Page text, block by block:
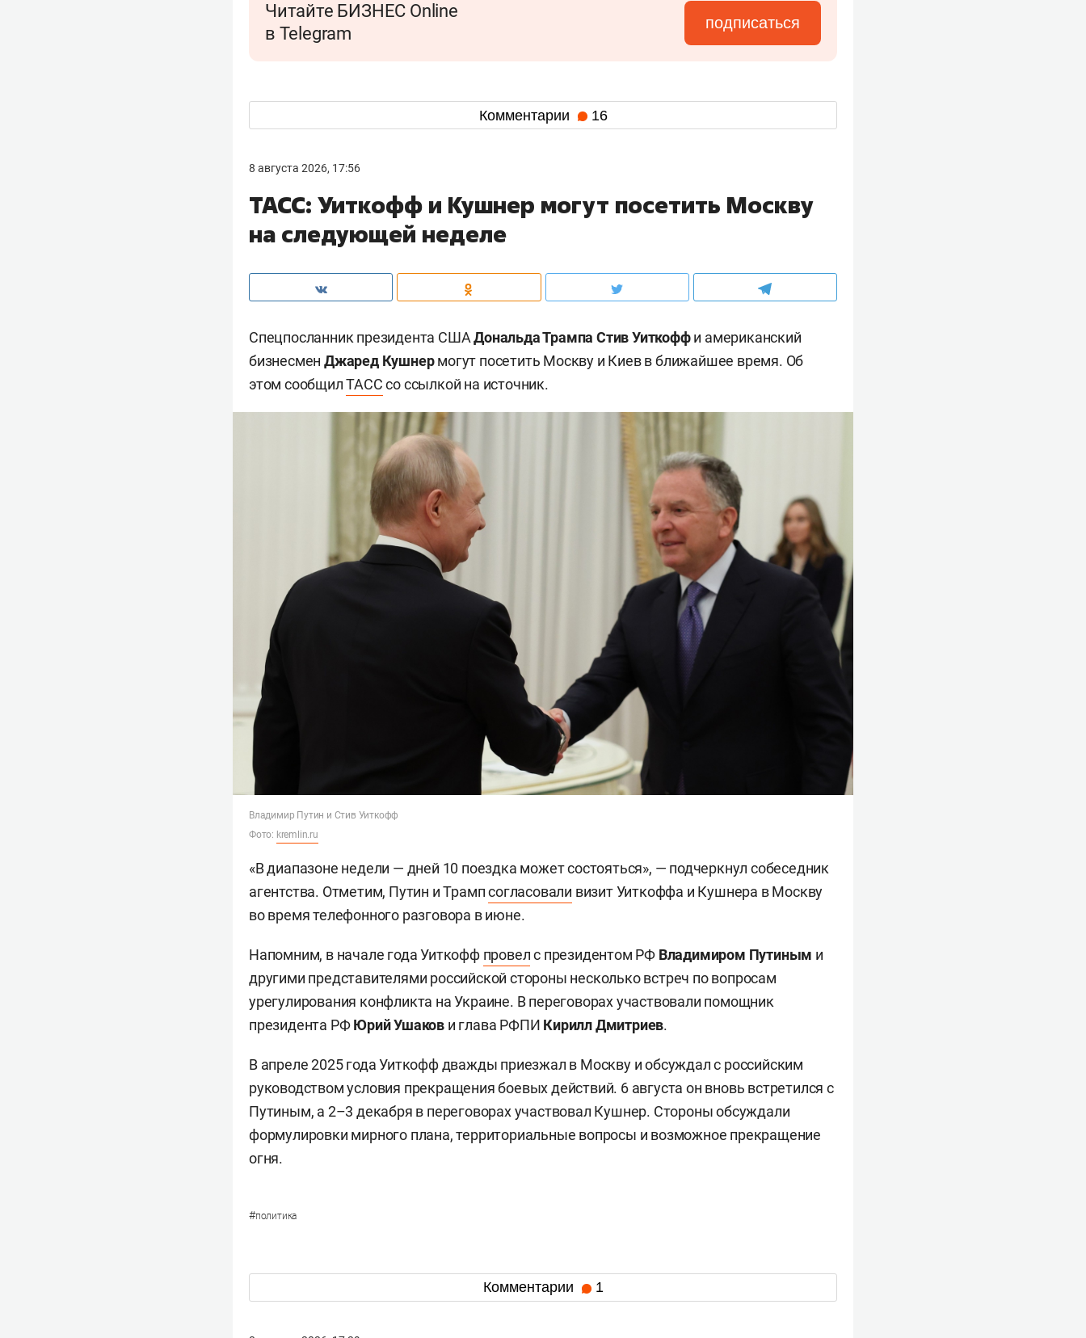
Читайте БИЗНЕС Online
в Telegram
подписаться
Комментарии 16
8 августа 2026, 17:56
ТАСС: Уиткофф и Кушнер могут посетить Москву
на следующей неделе
Спецпосланник президента СШАДональда Трампа Стив Уиткоффи американский
бизнесменДжаред Кушнермогут посетить Москву и Киев в ближайшее время. Об
этом сообщилТАССсо ссылкой на источник.
Владимир Путин и Стив Уиткофф
Фото: kremlin.ru
«В диапазоне недели — дней 10 поездка может состояться», — подчеркнул собеседник
агентства. Отметим, Путин и Трампсогласовали визит Уиткоффа и Кушнера в Москву
во время телефонного разговора в июне.
Напомним, в начале года Уиткофф провелс президентом РФ Владимиром Путиным и
другими представителями российской стороны несколько встреч по вопросам
урегулирования конфликта на Украине. В переговорах участвовали помощник
президента РФЮрий Ушаков и глава РФПИ Кирилл Дмитриев.
В апреле 2025 года Уиткофф дважды приезжал в Москву и обсуждал с российским
руководством условия прекращения боевых действий. 6 августа он вновь встретился с
Путиным, а 2–3 декабря в переговорах участвовал Кушнер. Стороны обсуждали
формулировки мирного плана, территориальные вопросы и возможное прекращение
огня.
#политика
Комментарии 1